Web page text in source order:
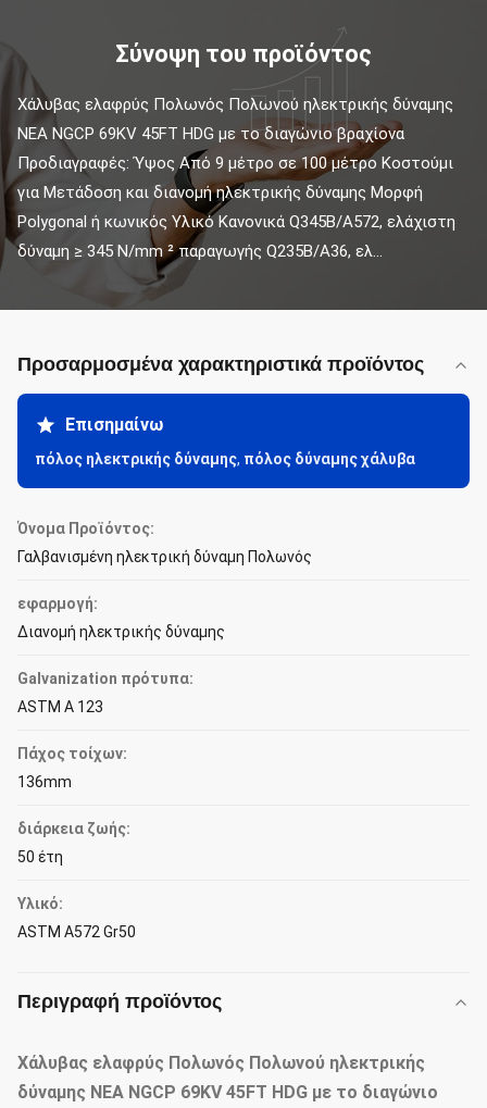
Σύνοψη του προϊόντος
Χάλυβας ελαφρύς Πολωνός Πολωνού ηλεκτρικής δύναμης
NEA NGCP 69KV 45FT HDG με το διαγώνιο βραχίονα
Προδιαγραφές: Ύψος Από 9 μέτρο σε 100 μέτρο Κοστούμι
για Μετάδοση και διανομή ηλεκτρικής δύναμης Μορφή
Polygonal ή κωνικός Υλικό Κανονικά Q345B/A572, ελάχιστη
δύναμη ≥ 345 N/mm ² παραγωγής Q235B/A36, ελ...
Προσαρμοσμένα χαρακτηριστικά προϊόντος
Επισημαίνω
πόλος ηλεκτρικής δύναμης, πόλος δύναμης χάλυβα
Όνομα Προϊόντος:
Γαλβανισμένη ηλεκτρική δύναμη Πολωνός
εφαρμογή:
Διανομή ηλεκτρικής δύναμης
Galvanization πρότυπα:
ASTM Α 123
Πάχος τοίχων:
136mm
διάρκεια ζωής:
50 έτη
Υλικό:
ASTM A572 Gr50
Περιγραφή προϊόντος
Χάλυβας ελαφρύς Πολωνός Πολωνού ηλεκτρικής
δύναμης NEA NGCP 69KV 45FT HDG με το διαγώνιο